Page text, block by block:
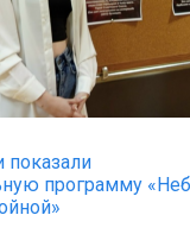
показали
программу